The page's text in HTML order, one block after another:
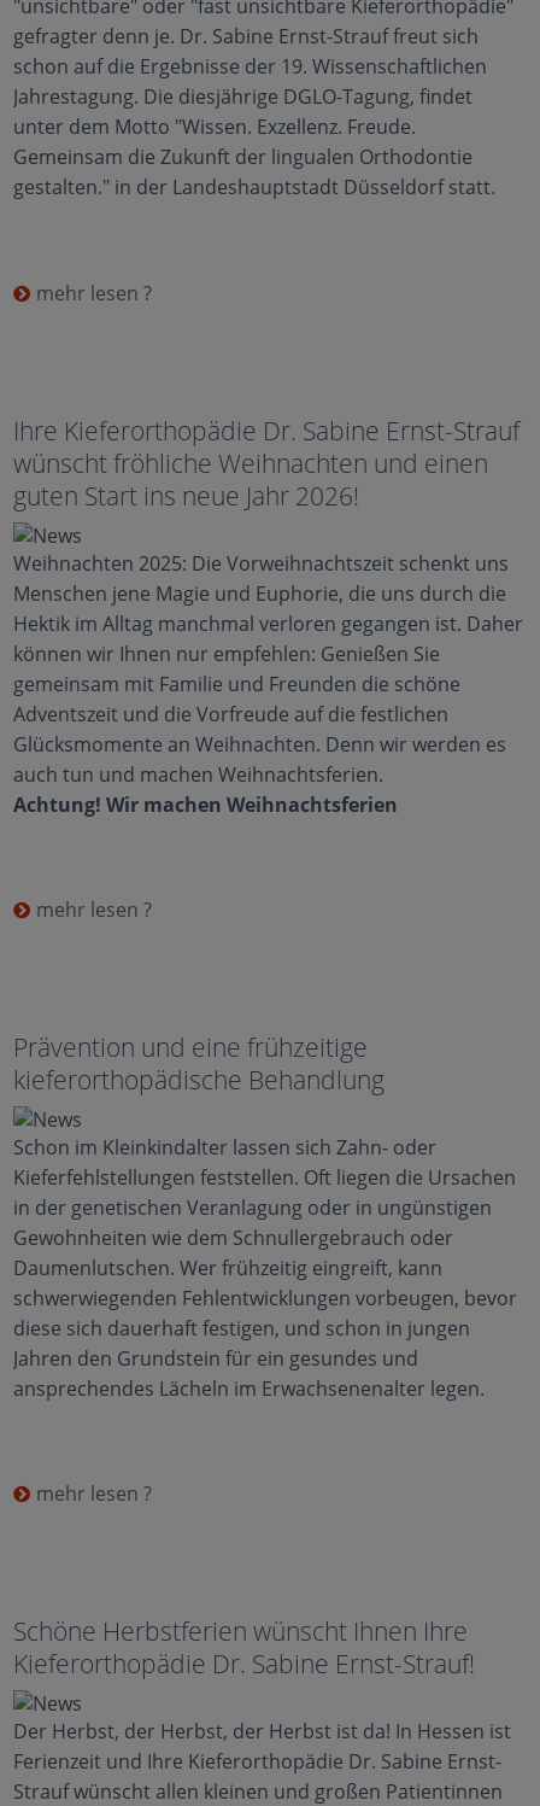
"unsichtbare" oder "fast unsichtbare Kieferorthopädie"
gefragter denn je. Dr. Sabine Ernst-Strauf freut sich
schon auf die Ergebnisse der 19. Wissenschaftlichen
Jahrestagung. Die diesjährige DGLO-Tagung, findet
unter dem Motto "Wissen. Exzellenz. Freude.
Gemeinsam die Zukunft der lingualen Orthodontie
gestalten." in der Landeshauptstadt Düsseldorf statt.
mehr lesen ?
Ihre Kieferorthopädie Dr. Sabine Ernst-Strauf
wünscht fröhliche Weihnachten und einen
guten Start ins neue Jahr 2026!
Weihnachten 2025: Die Vorweihnachtszeit schenkt uns
Menschen jene Magie und Euphorie, die uns durch die
Hektik im Alltag manchmal verloren gegangen ist. Daher
können wir Ihnen nur empfehlen: Genießen Sie
gemeinsam mit Familie und Freunden die schöne
Adventszeit und die Vorfreude auf die festlichen
Glücksmomente an Weihnachten. Denn wir werden es
auch tun und machen Weihnachtsferien.
Achtung! Wir machen Weihnachtsferien
mehr lesen ?
Prävention und eine frühzeitige
kieferorthopädische Behandlung
Schon im Kleinkindalter lassen sich Zahn- oder
Kieferfehlstellungen feststellen. Oft liegen die Ursachen
in der genetischen Veranlagung oder in ungünstigen
Gewohnheiten wie dem Schnullergebrauch oder
Daumenlutschen. Wer frühzeitig eingreift, kann
schwerwiegenden Fehlentwicklungen vorbeugen, bevor
diese sich dauerhaft festigen, und schon in jungen
Jahren den Grundstein für ein gesundes und
ansprechendes Lächeln im Erwachsenenalter legen.
mehr lesen ?
Schöne Herbstferien wünscht Ihnen Ihre
Kieferorthopädie Dr. Sabine Ernst-Strauf!
Der Herbst, der Herbst, der Herbst ist da! In Hessen ist
Ferienzeit und Ihre Kieferorthopädie Dr. Sabine Ernst-
Strauf wünscht allen kleinen und großen Patientinnen